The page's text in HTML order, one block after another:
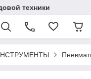
техники